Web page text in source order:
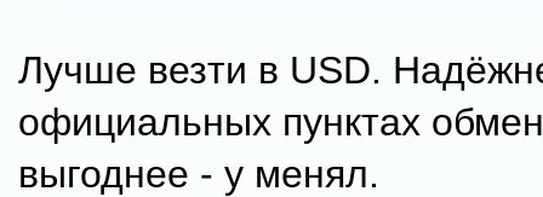
Лучше везти в USD.
официальных пунктах
выгоднее - у менял.